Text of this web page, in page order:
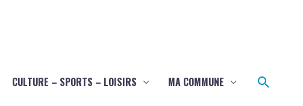
CULTURE – SPORTS – LOISIRS MA COMMUNE